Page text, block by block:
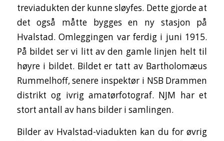
treviadukten der kunne sløyfes. Dette gjorde at
det også måtte bygges en ny stasjon på
Hvalstad. Omleggingen var ferdig i juni 1915.
På bildet ser vi litt av den gamle linjen helt til
høyre i bildet. Bildet er tatt av Bartholomæus
Rummelhoff, senere inspektør i NSB Drammen
distrikt og ivrig amatørfotograf. NJM har et
stort antall av hans bilder i samlingen.
Bilder av Hvalstad-viadukten kan du for øvrig